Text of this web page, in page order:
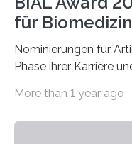
für
Nominierungen für
Phase ihrer Karriere
Leben gerufen, um
More than 1 year ago